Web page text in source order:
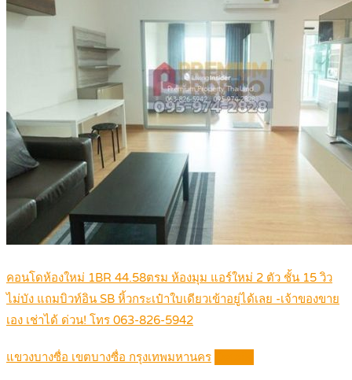
คอนโดห้องใหม่ 1BR 44.58ตรม ห้องมุม แอร์ใหม่ 2 ตัว ชั้น 15 วิว
ไม่บัง แถมบิวท์อิน SB หิ้วกระเป๋าใบเดียวเข้าอยู่ได้เลย -เจ้าของขาย
เอง เช่าได้ ด่วน! โทร 063-826-5942
แขวงบางซื่อ เขตบางซื่อ กรุงเทพมหานคร